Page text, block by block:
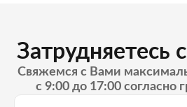
Затрудняетесь
Свяжемся с Вами
с 9:00 до 17:00 согласно